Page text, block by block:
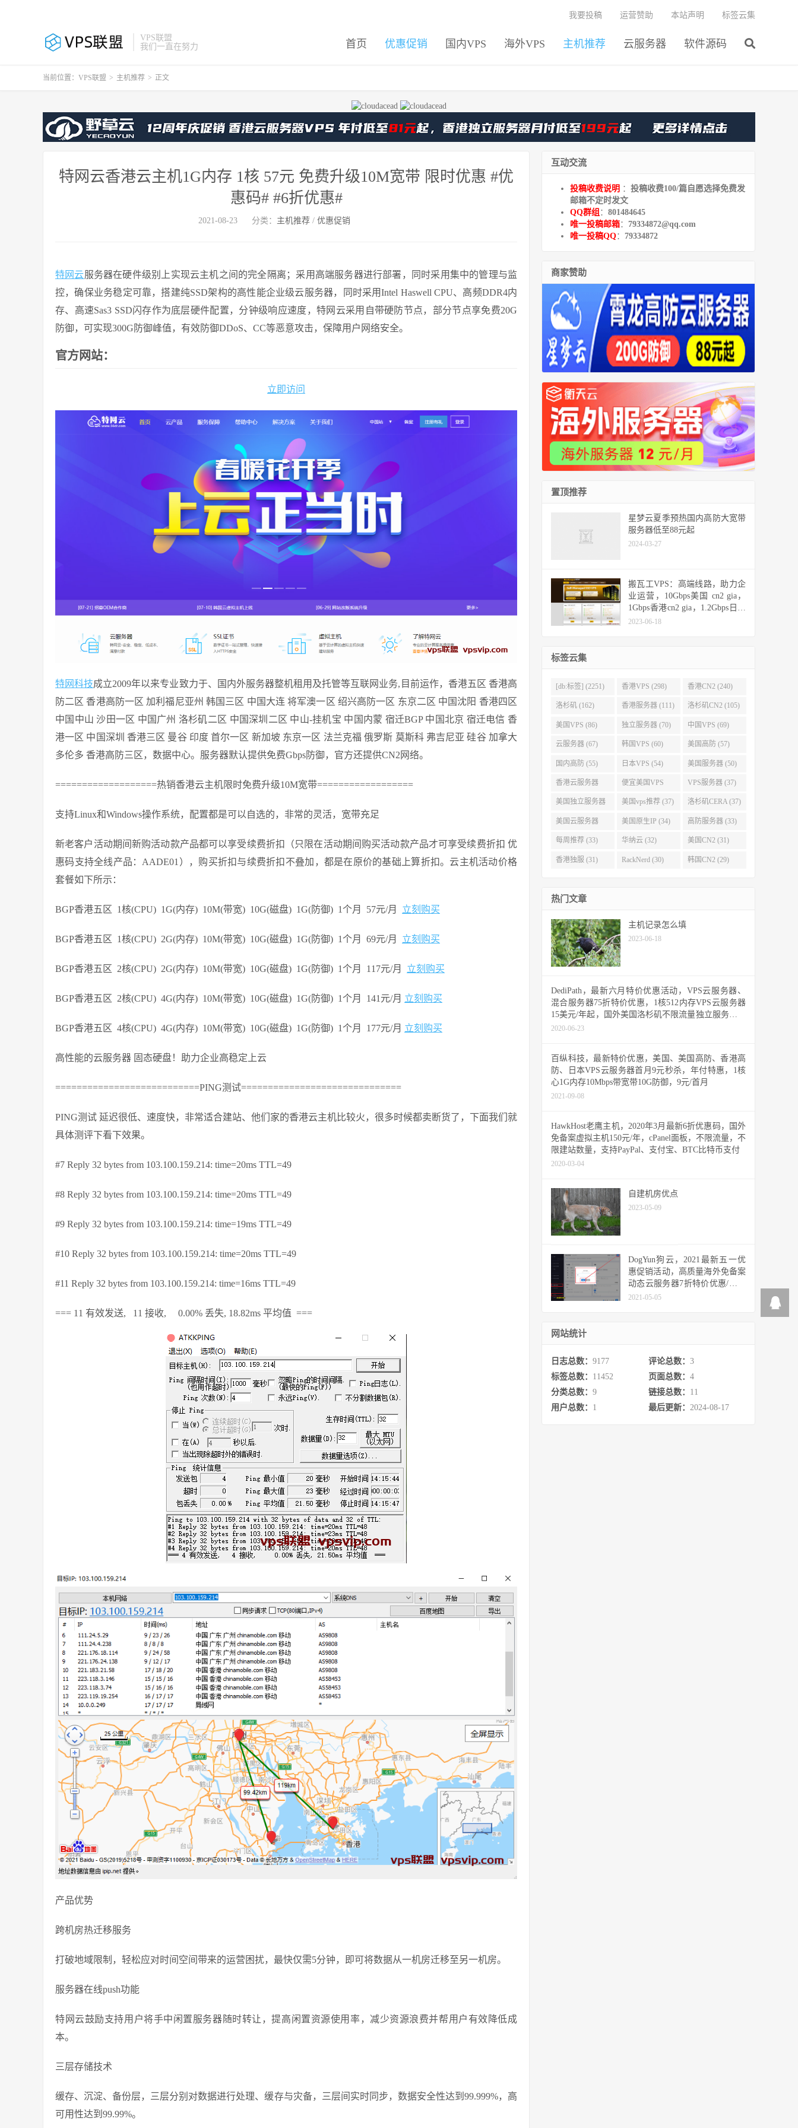
VPS联盟
我们一直在努力
首页 优惠促销 国内VPS 海外VPS 主机推荐 云服务器 软件源码
我要投稿 运营赞助 本站声明 标签云集
当前位置： VPS联盟 > 主机推荐 > 正文
特网云香港云主机1G内存 1核 57元 免费升级10M宽带 限时优惠 #优
惠码# #6折优惠#
2021-08-23 分类： 主机推荐 / 优惠促销
特网云服务器在硬件级别上实现云主机之间的完全隔离；采用高端服务器进行部署，同时采用集中的管理与监
控，确保业务稳定可靠，搭建纯SSD架构的高性能企业级云服务器，同时采用Intel Haswell CPU、高频DDR4内
存、高速Sas3 SSD闪存作为底层硬件配置，分钟级响应速度，特网云采用自带硬防节点，部分节点享免费20G
防御，可实现300G防御峰值，有效防御DDoS、CC等恶意攻击，保障用户网络安全。
官方网站：
立即访问
特网科技成立2009年以来专业致力于、国内外服务器整机租用及托管等互联网业务,目前运作，香港五区 香港高
防二区 香港高防一区 加利福尼亚州 韩国三区 中国大连 将军澳一区 绍兴高防一区 东京二区 中国沈阳 香港四区
中国中山 沙田一区 中国广州 洛杉矶二区 中国深圳二区 中山-挂机宝 中国内蒙 宿迁BGP 中国北京 宿迁电信 香
港一区 中国深圳 香港三区 曼谷 印度 首尔一区 新加坡 东京一区 法兰克福 俄罗斯 莫斯科 弗吉尼亚 硅谷 加拿大
多伦多 香港高防三区，数据中心。服务器默认提供免费Gbps防御，官方还提供CN2网络。
===================热销香港云主机限时免费升级10M宽带==================
支持Linux和Windows操作系统，配置都是可以自选的，非常的灵活，宽带充足
新老客户活动期间新购活动款产品都可以享受续费折扣（只限在活动期间购买活动款产品才可享受续费折扣 优
惠码支持全线产品：AADE01），购买折扣与续费折扣不叠加，都是在原价的基础上算折扣。云主机活动价格
套餐如下所示：
BGP香港五区 1核(CPU) 1G(内存) 10M(带宽) 10G(磁盘) 1G(防御) 1个月 57元/月 立刻购买
BGP香港五区 1核(CPU) 2G(内存) 10M(带宽) 10G(磁盘) 1G(防御) 1个月 69元/月 立刻购买
BGP香港五区 2核(CPU) 2G(内存) 10M(带宽) 10G(磁盘) 1G(防御) 1个月 117元/月 立刻购买
BGP香港五区 2核(CPU) 4G(内存) 10M(带宽) 10G(磁盘) 1G(防御) 1个月 141元/月 立刻购买
BGP香港五区 4核(CPU) 4G(内存) 10M(带宽) 10G(磁盘) 1G(防御) 1个月 177元/月 立刻购买
高性能的云服务器 固态硬盘！助力企业高稳定上云
===========================PING测试==============================
PING测试 延迟很低、速度快，非常适合建站、他们家的香港云主机比较火，很多时候都卖断货了，下面我们就
具体测评下看下效果。
#7 Reply 32 bytes from 103.100.159.214: time=20ms TTL=49
#8 Reply 32 bytes from 103.100.159.214: time=20ms TTL=49
#9 Reply 32 bytes from 103.100.159.214: time=19ms TTL=49
#10 Reply 32 bytes from 103.100.159.214: time=20ms TTL=49
#11 Reply 32 bytes from 103.100.159.214: time=16ms TTL=49
=== 11 有效发送, 11 接收, 0.00% 丢失, 18.82ms 平均值 ===
产品优势
跨机房热迁移服务
打破地域限制，轻松应对时间空间带来的运营困扰，最快仅需5分钟，即可将数据从一机房迁移至另一机房。
服务器在线push功能
特网云鼓励支持用户将手中闲置服务器随时转让，提高闲置资源使用率，减少资源浪费并帮用户有效降低成
本。
三层存储技术
缓存、沉淀、备份层，三层分别对数据进行处理、缓存与灾备，三层间实时同步，数据安全性达到99.999%，高
可用性达到99.99%。
互动交流
投稿收费说明 ： 投稿收费100/篇自愿选择免费发
邮箱不定时发文
QQ群组 ： 801484645
唯一投稿邮箱： 79334872@qq.com
唯一投稿QQ： 79334872
商家赞助
置顶推荐
星梦云夏季预热国内高防大宽带
服务器低至88元起
2024-03-27
搬瓦工VPS：高端线路，助力企
业运营，10Gbps美国 cn2 gia，
1Gbps香港cn2 gia，1.2Gbps日本
cn2 gia，10Gbps日本软银
2023-06-18
标签云集
[db:标签] (2251) 香港VPS (298) 香港CN2 (240)
洛杉矶 (162) 香港服务器 (111) 洛杉矶CN2 (105)
美国VPS (86) 独立服务器 (70) 中国VPS (69)
云服务器 (67) 韩国VPS (60) 美国高防 (57)
国内高防 (55) 日本VPS (54) 美国服务器 (50)
香港云服务器
(40)
便宜美国VPS
(38)
VPS服务器 (37)
美国独立服务器
(37)
美国vps推荐 (37) 洛杉矶CERA (37)
美国云服务器
(34)
美国原生IP (34) 高防服务器 (33)
每周推荐 (33) 华纳云 (32) 美国CN2 (31)
香港独服 (31) RackNerd (30) 韩国CN2 (29)
热门文章
主机记录怎么填
2023-06-18
DediPath，最新六月特价优惠活动，VPS云服务器、
混合服务器75折特价优惠，1核512内存VPS云服务器
15美元/年起，国外美国洛杉矶不限流量独立服务器仅
69美元/月，16GB内存，G口大带宽
2020-06-23
百纵科技，最新特价优惠，美国、美国高防、香港高
防、日本VPS云服务器首月9元秒杀，年付特惠，1核
心1G内存10Mbps带宽带10G防御，9元/首月
2021-09-08
HawkHost老鹰主机，2020年3月最新6折优惠码，国外
免备案虚拟主机150元/年，cPanel面板，不限流量，不
限建站数量，支持PayPal、支付宝、BTC比特币支付
2020-03-04
自建机房优点
2023-05-09
DogYun狗云，2021最新五一优
惠促销活动，高质量海外免备案
动态云服务器7折特价优惠/经典
云VPS云服务器8折特价优惠，
2021-05-05
网站统计
日志总数： 9177 评论总数： 3
标签总数： 11452 页面总数： 4
分类总数： 9 链接总数： 11
用户总数： 1 最后更新： 2024-08-17